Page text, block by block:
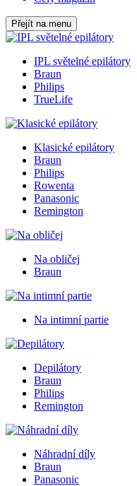
Přejít na menu
IPL světelné epilátory
Braun
Philips
TrueLife
Klasické epilátory
Braun
Philips
Rowenta
Panasonic
Remington
Na obličej
Braun
Na intimní partie
Depilátory
Braun
Philips
Remington
Náhradní díly
Braun
Panasonic